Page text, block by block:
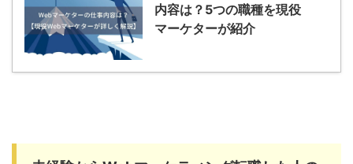
内容は？5つの職種を現役
マーケターが紹介